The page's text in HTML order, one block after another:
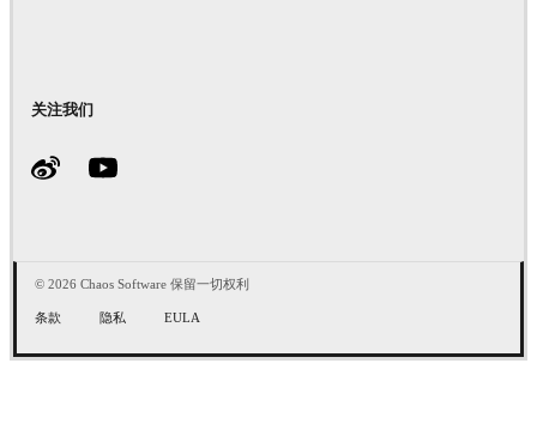
关注我们
© 2026 Chaos Software 保留一切权利
条款 隐私 EULA